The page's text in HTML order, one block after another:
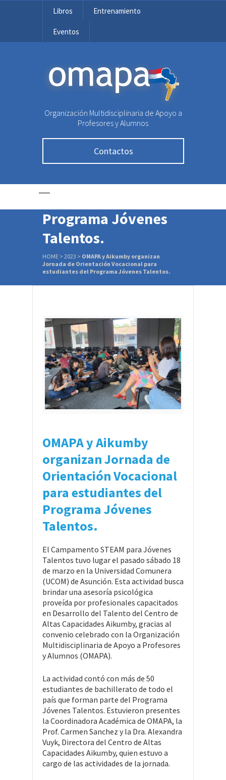
Libros Entrenamiento
Eventos
OMAPA
Organización Multidisciplinaria de Apoyo a
Profesores y Alumnos
Contactos
OMAPA y Aikumby
organizan Jornada
de Orientación
Vocacional para
estudiantes del
Programa Jóvenes
Talentos.
HOME > 2023 > OMAPA y Aikumby organizan
Jornada de Orientación Vocacional para
estudiantes del Programa Jóvenes Talentos.
OMAPA y Aikumby
organizanJornada de
Orientación Vocacional
para estudiantes del
Programa Jóvenes
Talentos.
El Campamento STEAM para Jóvenes
Talentos tuvo lugar el pasado sábado 18
de marzo en la Universidad Comunera
(UCOM) de Asunción. Esta actividad busca
brindar una asesoría psicológica
proveída por profesionales capacitados
en Desarrollo del Talento del Centro de
Altas Capacidades Aikumby, gracias al
convenio celebrado con la Organización
Multidisciplinaria de Apoyo a Profesores
y Alumnos (OMAPA).
La actividad contó con más de 50
estudiantes de bachillerato de todo el
país que forman parte del Programa
Jóvenes Talentos. Estuvieron presentes
la Coordinadora Académica de OMAPA, la
Prof. Carmen Sanchez y la Dra. Alexandra
Vuyk, Directora del Centro de Altas
Capacidades Aikumby, quien estuvo a
cargo de las actividades de la jornada.